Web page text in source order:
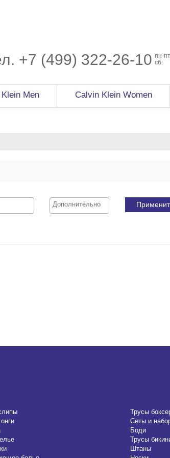
+7 (499) 322-26-10 пн-
сб.
Men Calvin Klein Women
Трусы
Сеты и
Боди
Трусы
Штаны